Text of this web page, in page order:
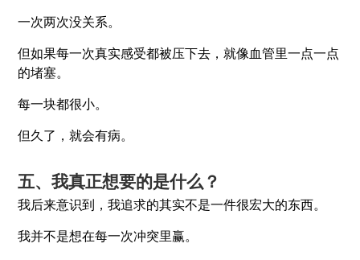
一次两次没关系。
但如果每一次真实感受都被压下去，就像血管里一点一点
的堵塞。
每一块都很小。
但久了，就会有病。
五、我真正想要的是什么？
我后来意识到，我追求的其实不是一件很宏大的东西。
我并不是想在每一次冲突里赢。